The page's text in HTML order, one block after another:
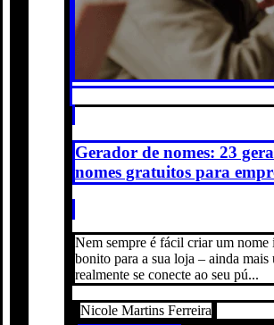
Gerador de nomes: 23
nomes gratuitos para
Nem sempre é fácil criar um nome
bonito para a sua loja – ainda mais
realmente se conecte ao seu pú...
Nicole Martins Ferreira